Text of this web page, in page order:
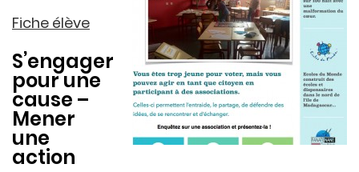
Fiche élève
S’engager
pour une
cause –
Mener
une
action